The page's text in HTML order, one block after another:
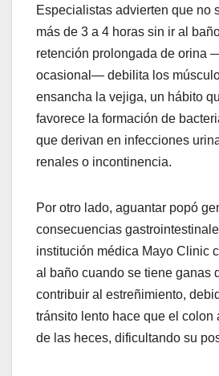
Especialistas advierten que no
más de 3 a 4 horas sin ir al
retención prolongada de orina
ocasional— debilita los
ensancha la vejiga, un hábito
favorece la formación de
que derivan en infecciones
renales o incontinencia.
Por otro lado, aguantar popó
consecuencias
institución médica Mayo Clinic
al baño cuando se tiene ganas
contribuir al estreñimiento,
tránsito lento hace que el colon
de las heces, dificultando su